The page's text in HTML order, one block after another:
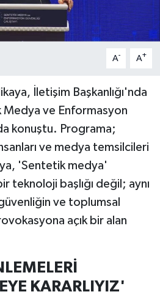
A- A+
İletişim Başkanlığı'nda
ve Enformasyon
konuştu. Programa;
ve medya temsilcileri
'Sentetik medya'
teknoloji başlığı değil; aynı
ve toplumsal
açık bir alan
KARARLIYIZ'